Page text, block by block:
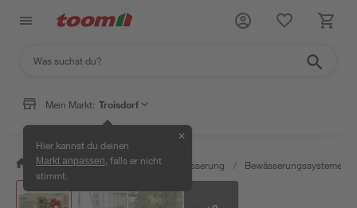
Mein Markt: Troisdorf
Hier kannst du deinen
Markt anpassen , falls er nicht
stimmt.
✕
/ Garten & Freizeit / Gartenbewässerung / Bewässerungssysteme